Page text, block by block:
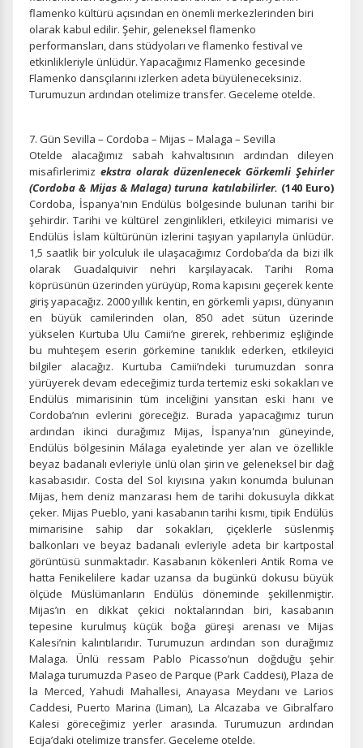
flamenko kültürü açısından en önemli merkezlerinden biri
olarak kabul edilir. Şehir, geleneksel flamenko
performansları, dans stüdyoları ve flamenko festival ve
etkinlikleriyle ünlüdür. Yapacağımız Flamenko gecesinde
Flamenko dansçılarını izlerken adeta büyüleneceksiniz.
Turumuzun ardından otelimize transfer. Geceleme otelde.
7. Gün Sevilla – Cordoba – Mijas – Malaga – Sevilla
Otelde alacağımız sabah kahvaltısının ardından dileyen
misafirlerimiz ekstra olarak düzenlenecek Görkemli Şehirler
(Cordoba & Mijas & Malaga) turuna katılabilirler. (140 Euro)
Cordoba, İspanya'nın Endülüs bölgesinde bulunan tarihi bir
şehirdir. Tarihi ve kültürel zenginlikleri, etkileyici mimarisi ve
Endülüs İslam kültürünün izlerini taşıyan yapılarıyla ünlüdür.
1,5 saatlik bir yolculuk ile ulaşacağımız Cordoba’da da bizi ilk
olarak Guadalquivir nehri karşılayacak. Tarihi Roma
köprüsünün üzerinden yürüyüp, Roma kapısını geçerek kente
giriş yapacağız. 2000 yıllık kentin, en görkemli yapısı, dünyanın
en büyük camilerinden olan, 850 adet sütun üzerinde
yükselen Kurtuba Ulu Camii’ne girerek, rehberimiz eşliğinde
bu muhteşem eserin görkemine tanıklık ederken, etkileyici
bilgiler alacağız. Kurtuba Camii’ndeki turumuzdan sonra
yürüyerek devam edeceğimiz turda tertemiz eski sokakları ve
Endülüs mimarisinin tüm inceliğini yansıtan eski hanı ve
Cordoba’nın evlerini göreceğiz. Burada yapacağımız turun
ardından ikinci durağımız Mijas, İspanya'nın güneyinde,
Endülüs bölgesinin Málaga eyaletinde yer alan ve özellikle
beyaz badanalı evleriyle ünlü olan şirin ve geleneksel bir dağ
kasabasıdır. Costa del Sol kıyısına yakın konumda bulunan
Mijas, hem deniz manzarası hem de tarihi dokusuyla dikkat
çeker. Mijas Pueblo, yani kasabanın tarihi kısmı, tipik Endülüs
mimarisine sahip dar sokakları, çiçeklerle süslenmiş
balkonları ve beyaz badanalı evleriyle adeta bir kartpostal
görüntüsü sunmaktadır. Kasabanın kökenleri Antik Roma ve
hatta Fenikelilere kadar uzansa da bugünkü dokusu büyük
ölçüde Müslümanların Endülüs döneminde şekillenmiştir.
Mijas’ın en dikkat çekici noktalarından biri, kasabanın
tepesine kurulmuş küçük boğa güreşi arenası ve Mijas
Kalesi’nin kalıntılarıdır. Turumuzun ardından son durağımız
Malaga. Ünlü ressam Pablo Picasso’nun doğduğu şehir
Malaga turumuzda Paseo de Parque (Park Caddesi), Plaza de
la Merced, Yahudi Mahallesi, Anayasa Meydanı ve Larios
Caddesi, Puerto Marina (Liman), La Alcazaba ve Gibralfaro
Kalesi göreceğimiz yerler arasında. Turumuzun ardından
Ecija’daki otelimize transfer. Geceleme otelde.